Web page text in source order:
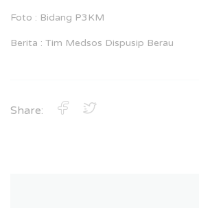
Foto : Bidang P3KM
Berita : Tim Medsos Dispusip Berau
Share: